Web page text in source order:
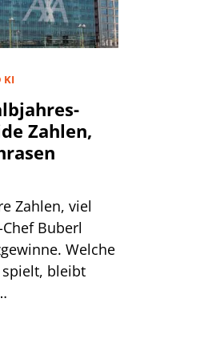
KI
Zahlen,
Zahlen, viel
Buberl
Welche
spielt, bleibt